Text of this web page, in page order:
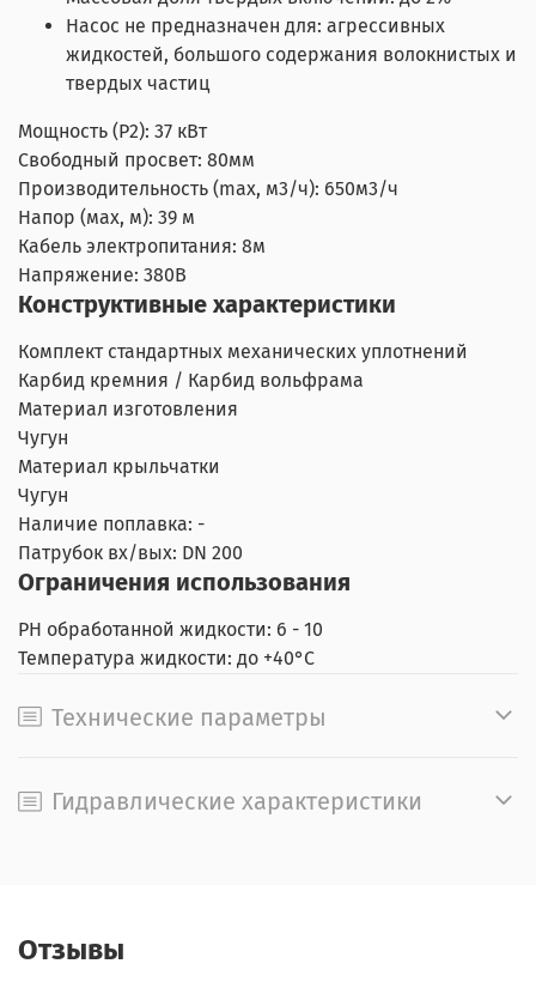
Насос не предназначен для: агрессивных
жидкостей, большого содержания волокнистых и
твердых частиц
Мощность (P2): 37 кВт
Свободный просвет: 80мм
Производительность (max, м3/ч): 650м3/ч
Напор (мах, м): 39 м
Кабель электропитания: 8м
Напряжение: 380В
Конструктивные характеристики
Комплект стандартных механических уплотнений
Карбид кремния / Карбид вольфрама
Материал изготовления
Чугун
Материал крыльчатки
Чугун
Наличие поплавка: -
Патрубок вх/вых: DN 200
Ограничения использования
РН обработанной жидкости: 6 - 10
Температура жидкости: до +40°C
Технические параметры
Гидравлические характеристики
Отзывы